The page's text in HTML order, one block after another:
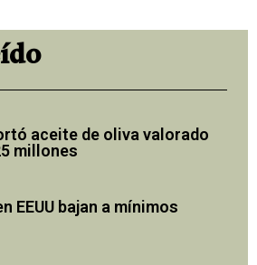
aceite de oliva valorado
millones
EEUU bajan a mínimos